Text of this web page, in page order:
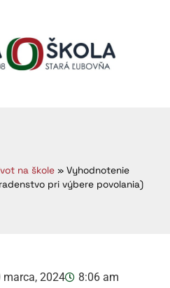
na škole » Vyhodnotenie
pri výbere povolania)
marca, 2024 8:06 am